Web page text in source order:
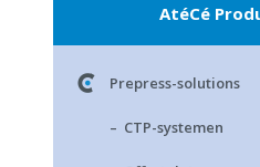
AtéCé
Prepress-solutions
– CTP-systemen